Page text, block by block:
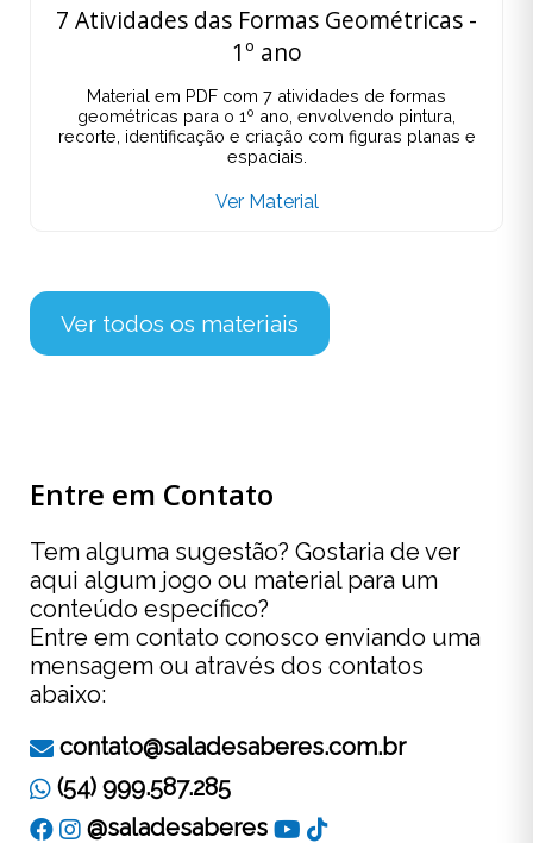
7 Atividades das Formas Geométricas -
1º ano
Material em PDF com 7 atividades de formas
geométricas para o 1º ano, envolvendo pintura,
recorte, identificação e criação com figuras planas e
espaciais.
Ver Material
Ver todos os materiais
Entre em Contato
Tem alguma sugestão? Gostaria de ver
aqui algum jogo ou material para um
conteúdo específico?
Entre em contato conosco enviando uma
mensagem ou através dos contatos
abaixo:
contato@saladesaberes.com.br
(54) 999.587.285
@saladesaberes